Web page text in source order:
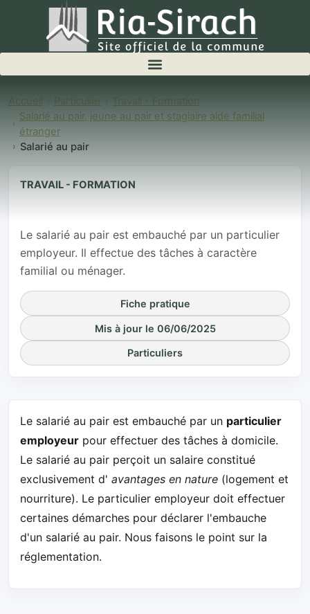
Accueil Particulier
Travail - Formation
Salarié au pair, jeune au pair et stagiaire aide familial
étranger
Salarié au pair
TRAVAIL - FORMATION
Salarié au pair
Le salarié au pair est embauché par un particulier
employeur. Il effectue des tâches à caractère
familial ou ménager.
Fiche pratique
Mis à jour le 06/06/2025
Particuliers
Le salarié au pair est embauché par un particulier
employeur pour effectuer des tâches à domicile.
Le salarié au pair perçoit un salaire constitué
exclusivement d' avantages en nature (logement et
nourriture). Le particulier employeur doit effectuer
certaines démarches pour déclarer l'embauche
d'un salarié au pair. Nous faisons le point sur la
réglementation.